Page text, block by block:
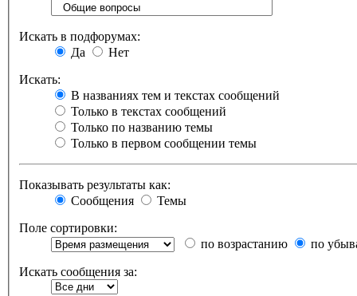
Искать в подфорумах:
Да
Нет
Искать:
В названиях тем и текстах сообщений
Только в текстах сообщений
Только по названию темы
Только в первом сообщении темы
Показывать результаты как:
Сообщения
Темы
Поле сортировки:
по возрастанию
по
Искать сообщения за: